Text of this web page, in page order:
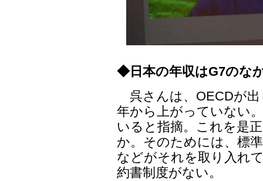
◆日本の年収はG7のな
呉さんは、OECDが出
年から上がっていない
いると指摘。これを是
か。そのためには、標
などがそれを取り入れ
約書制度がない。